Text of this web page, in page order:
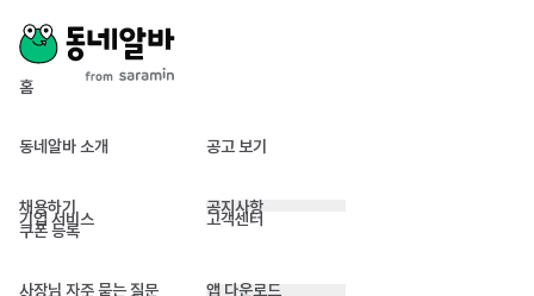
홈
동네알바 소개 공고 보기
채용하기
기업 서비스
쿠폰 등록
공지사항
고객센터
사장님 자주 묻는 질문 앱 다운로드